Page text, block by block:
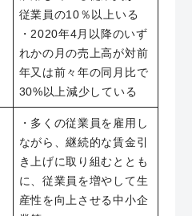
従業員の10％以上いる
・2020年4月以降のいず
れかの月の売上高が対前
年又は前々年の同月比で
30%以上減少している
・多くの従業員を雇用し
ながら、継続的な賃金引
き上げに取り組むととも
に、従業員を増やして生
産性を向上させる中小企